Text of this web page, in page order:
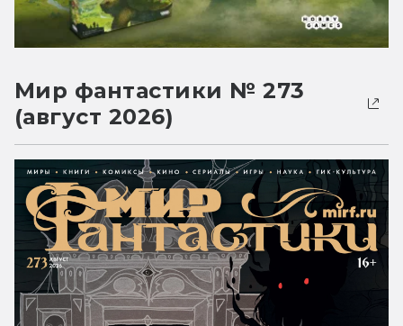
Мир фантастики № 273
(август 2026)